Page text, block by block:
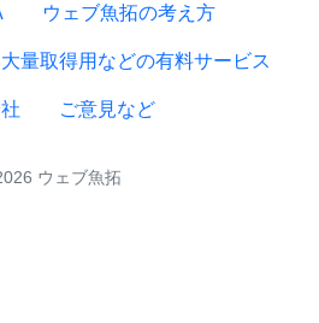
ウェブ魚拓の考え方
量取得用などの有料サービス
ご意見など
ウェブ魚拓